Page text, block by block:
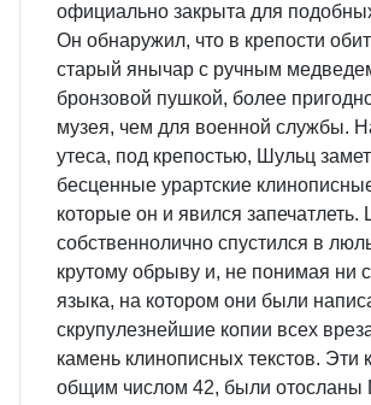
официально закрыта для
Он обнаружил, что в крепости
старый янычар с ручным
бронзовой пушкой, более
музея, чем для военной службы.
утеса, под крепостью, Шульц
бесценные урартские
которые он и явился запечатлеть.
собственнолично спустился в
крутому обрыву и, не понимая ни
языка, на котором они были
скрупулезнейшие копии всех
камень клинописных текстов. Эти
общим числом 42, были отосланы